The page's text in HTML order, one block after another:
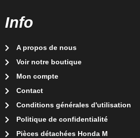
Info
A propos de nous
Voir notre boutique
Mon compte
Contact
Conditions générales d'utilisation
Politique de confidentialité
Pièces détachées Honda M